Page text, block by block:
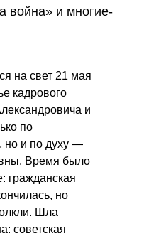
война» и многие-
на свет 21 мая
кадрового
и
по
но и по духу —
Время было
гражданская
но
Шла
советская